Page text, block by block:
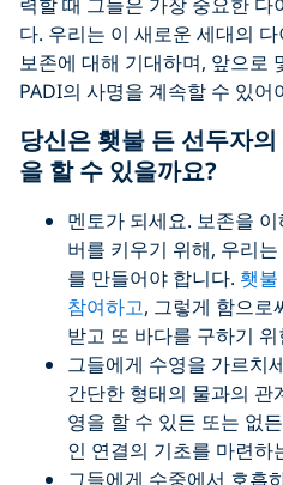
다. 우리는 이 새로운 세대의
보존에 대해 기대하며, 앞으로
PADI의 사명을 계속할 수 있어
당신은 횃불 든 선두자
을 할 수 있을까요?
멘토가 되세요. 보존을
버를 키우기 위해, 우리
를 만들어야 합니다. 횃
참여하고, 그렇게 함으로
받고 또 바다를 구하기
그들에게 수영을 가르치
간단한 형태의 물과의 관
영을 할 수 있든 또는 없
인 연결의 기초를 마련하
그들에게 수중에서 호흡